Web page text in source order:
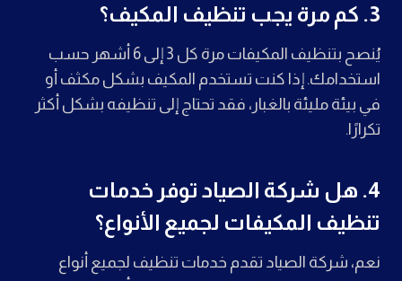
3. كم مرة يجب تنظيف المكيف؟
يُنصح بتنظيف المكيفات مرة كل 3 إلى 6 أشهر حسب
استخدامك. إذا كنت تستخدم المكيف بشكل مكثف أو
في بيئة مليئة بالغبار، فقد تحتاج إلى تنظيفه بشكل أكثر
تكرارًا.
4. هل شركة الصياد توفر خدمات
تنظيف المكيفات لجميع الأنواع؟
نعم، شركة الصياد تقدم خدمات تنظيف لجميع أنواع